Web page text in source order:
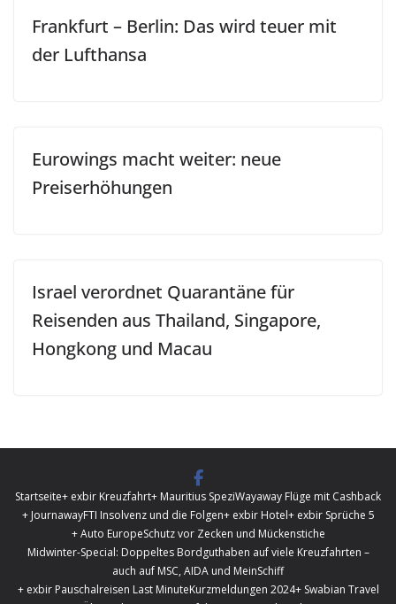
Frankfurt – Berlin: Das wird teuer mit
der Lufthansa
Eurowings macht weiter: neue
Preiserhöhungen
Israel verordnet Quarantäne für
Reisenden aus Thailand, Singapore,
Hongkong und Macau
Startseite+ exbir Kreuzfahrt+ Mauritius SpeziWayaway Flüge mit Cashback
+ JournawayFTI Insolvenz und die Folgen+ exbir Hotel+ exbir Sprüche 5
+ Auto EuropeSchutz vor Zecken und Mückenstiche
Midwinter-Special: Doppeltes Bordguthaben auf viele Kreuzfahrten –
auch auf MSC, AIDA und MeinSchiff
+ exbir Pauschalreisen Last MinuteKurzmeldungen 2024+ Swabian Travel